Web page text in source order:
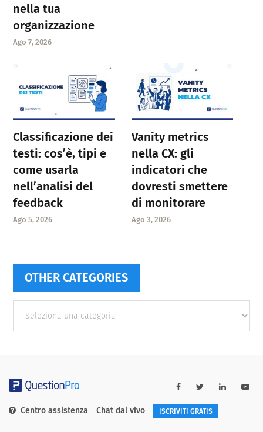
nella tua
organizzazione
Ago 7, 2026
Classificazione dei
testi: cos’è, tipi e
come usarla
nell’analisi del
feedback
Ago 5, 2026
Vanity metrics
nella CX: gli
indicatori che
dovresti smettere
di monitorare
Ago 3, 2026
OTHER CATEGORIES
categories
Centro assistenza Chat dal vivo ISCRIVITI GRATIS